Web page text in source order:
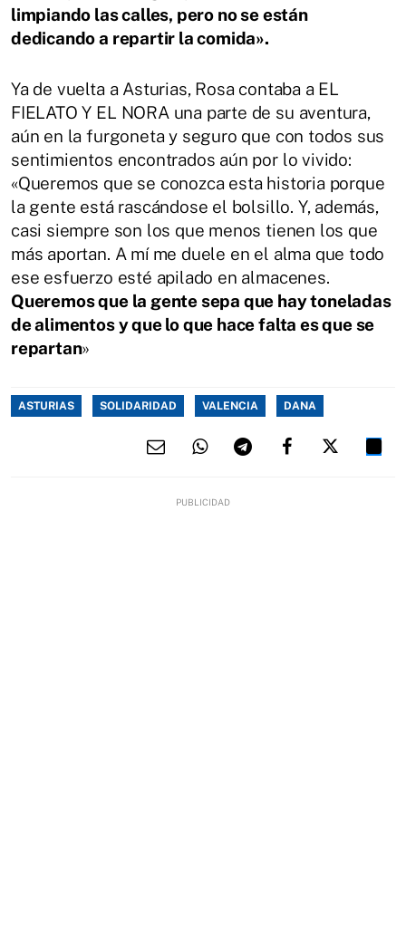
limpiando las calles, pero no se están
dedicando a repartir la comida».
Ya de vuelta a Asturias, Rosa contaba a EL
FIELATO Y EL NORA una parte de su aventura,
aún en la furgoneta y seguro que con todos sus
sentimientos encontrados aún por lo vivido:
«Queremos que se conozca esta historia porque
la gente está rascándose el bolsillo. Y, además,
casi siempre son los que menos tienen los que
más aportan. A mí me duele en el alma que todo
ese esfuerzo esté apilado en almacenes.
Queremos que la gente sepa que hay toneladas
de alimentos y que lo que hace falta es que se
repartan»
ASTURIAS SOLIDARIDAD VALENCIA DANA